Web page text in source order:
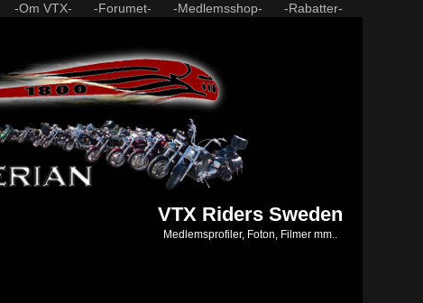
-Om VTX- -Forumet- -Medlemsshop- -Rabatter-
VTX Riders Sweden
Medlemsprofiler, Foton, Filmer mm..